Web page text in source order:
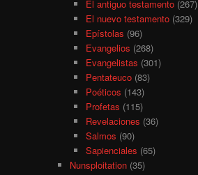
El antiguo testamento(267)
El nuevo testamento(329)
Epístolas (96)
Evangelios (268)
Evangelistas (301)
Pentateuco(83)
Poéticos (143)
Profetas (115)
Revelaciones (36)
Salmos (90)
Sapienciales (65)
Nunsploitation (35)